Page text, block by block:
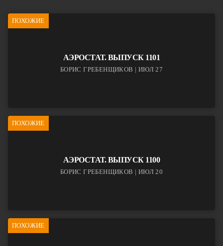
ПОХОЖИЕ
АЭРОСТАТ. ВЫПУСК 1101
БОРИС ГРЕБЕНЩИКОВ | ИЮЛ 27
ПОХОЖИЕ
АЭРОСТАТ. ВЫПУСК 1100
БОРИС ГРЕБЕНЩИКОВ | ИЮЛ 20
ПОХОЖИЕ